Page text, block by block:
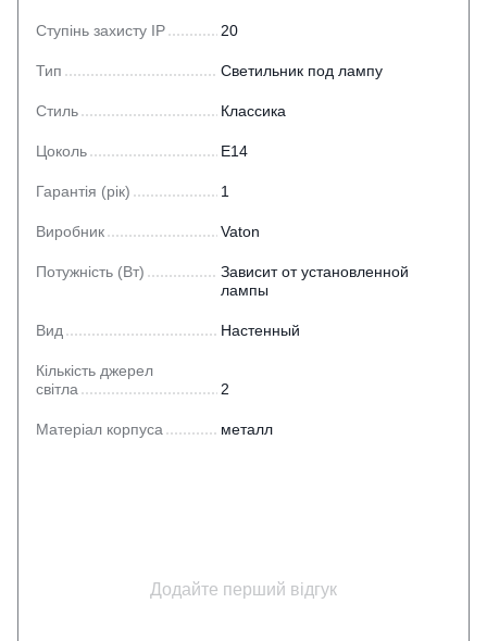
Ступінь захисту IP 20
Тип Светильник под лампу
Стиль Классика
Цоколь E14
Гарантія (рік) 1
Виробник Vaton
Потужність (Вт)
Зависит от установленной
лампы
Вид Настенный
Кількість джерел
світла
2
Матеріал корпуса металл
Додайте перший відгук